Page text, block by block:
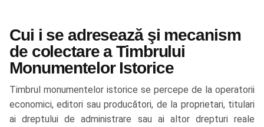
Cui i se adresează şi mecanism
de colectare a Timbrului
Monumentelor Istorice
Timbrul monumentelor istorice se percepe de la operatorii
economici, editori sau producători, de la proprietari, titulari
ai dreptului de administrare sau ai altor drepturi reale